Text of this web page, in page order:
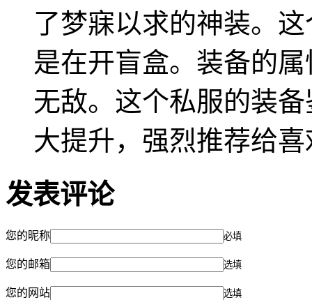
了梦寐以求的神装。
是在开盲盒。装备的
无敌。这个私服的装
大提升，强烈推荐给
发表评论
您的昵称 必填
您的邮箱 选填
您的网站 选填